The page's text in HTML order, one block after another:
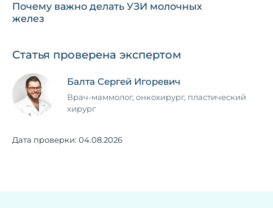
Почему важно делать УЗИ молочных
желез
Статья проверена экспертом
Балта Сергей Игоревич
Врач-маммолог, онкохирург, пластический
хирург
Дата проверки: 04.08.2026